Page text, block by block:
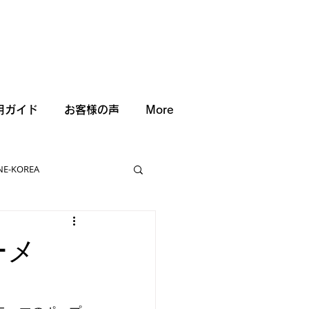
ガイド お客様の声 More
KOREA